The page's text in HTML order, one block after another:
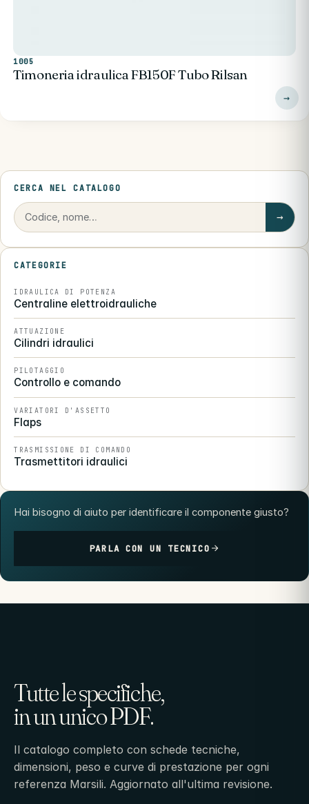
1005
Timoneria idraulica FB150F Tubo Rilsan
CERCA NEL CATALOGO
→
CATEGORIE
IDRAULICA DI POTENZA
Centraline elettroidrauliche
ATTUAZIONE
Cilindri idraulici
PILOTAGGIO
Controllo e comando
VARIATORI D'ASSETTO
Flaps
TRASMISSIONE DI COMANDO
Trasmettitori idraulici
Hai bisogno di aiuto per identificare il componente giusto?
PARLA CON UN TECNICO
Tutte le specifiche,
in un unico PDF.
Il catalogo completo con schede tecniche,
dimensioni, peso e curve di prestazione per ogni
referenza Marsili. Aggiornato all'ultima revisione.